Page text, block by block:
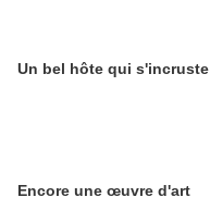
Un bel hôte qui s'incruste
Encore une œuvre d'art